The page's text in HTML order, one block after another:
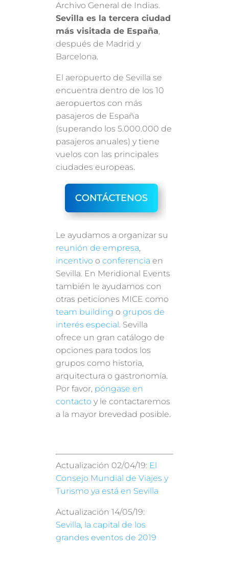
Archivo General de Indias.
Sevilla es la tercera ciudad
más visitada de España,
después de Madrid y
Barcelona.
El aeropuerto de Sevilla se
encuentra dentro de los 10
aeropuertos con más
pasajeros de España
(superando los 5.000.000 de
pasajeros anuales) y tiene
vuelos con las principales
ciudades europeas.
Le ayudamos a organizar su
reunión de empresa,
incentivo oconferencia en
Sevilla. En Meridional Events
también le ayudamos con
otras peticiones MICE como
team building ogrupos de
interés especial . Sevilla
ofrece un gran catálogo de
opciones para todos los
grupos como historia,
arquitectura o gastronomía.
Por favor, póngase en
contacto y le contactaremos
a la mayor brevedad posible.
Actualización 02/04/19: El
Consejo Mundial de Viajes y
Turismo ya está en Sevilla
Actualización 14/05/19:
Sevilla, la capital de los
grandes eventos de 2019